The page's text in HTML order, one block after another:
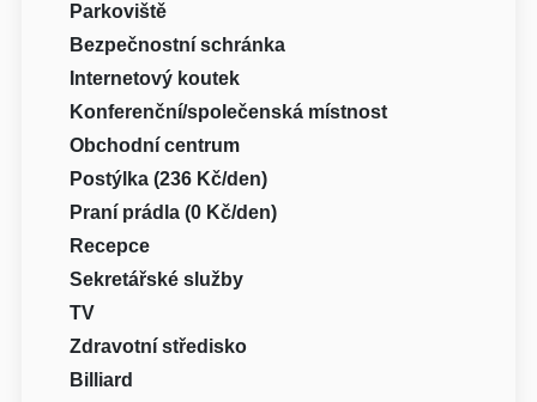
Parkoviště
Bezpečnostní schránka
Internetový koutek
Konferenční/společenská místnost
Obchodní centrum
Postýlka (236 Kč/den)
Praní prádla (0 Kč/den)
Recepce
Sekretářské služby
TV
Zdravotní středisko
Billiard